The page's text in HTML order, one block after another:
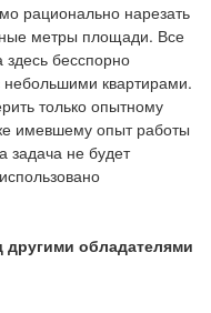
рационально нарезать
метры площади. Все
здесь бесспорно
квартирами.
только опытному
имевшему опыт работы
не будет
обладателями